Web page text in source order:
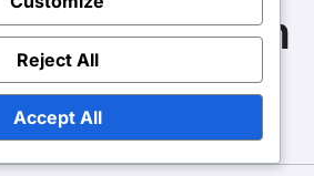
Reject All
Accept All